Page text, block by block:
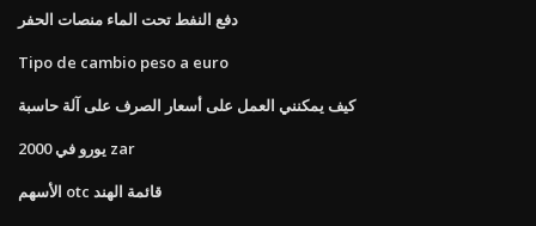
دفع النفط تحت الماء منصات الحفر
Tipo de cambio peso a euro
كيف يمكنني العمل على أسعار الصرف على آلة حاسبة
2000 يورو في zar
الأسهم otc قائمة الهند